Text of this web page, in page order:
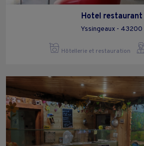
Hotel restaurant
Yssingeaux - 43200
Hôtellerie et restauration